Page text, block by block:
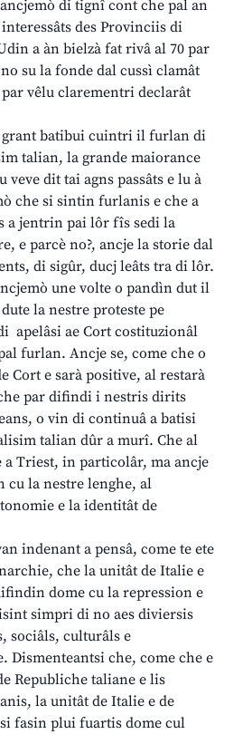
di tignî cont che pal an
des Provinciis di
a àn bielzà fat rivâ al 70 par
su la fonde dal cussì clamât
par vêlu clarementri declarât
grant batibui cuintri il furlan di
talian, la grande maiorance
dit tai agns passâts e lu à
che si sintin furlanis e che a
a jentrin pai lôr fîs sedi la
e parcè no?, ancje la storie dal
di sigûr, ducj leâts tra di lôr.
une volte o pandìn dut il
la nestre proteste pe
apelâsi ae Cort costituzionâl
furlan. Ancje se, come che o
Cort e sarà positive, al restarà
par difindi i nestris dirits
o vin di continuâ a batisi
talian dûr a murî. Che al
Triest, in particolâr, ma ancje
cu la nestre lenghe, al
e la identitât de
indenant a pensâ, come te ete
che la unitât de Italie e
dome cu la repression e
simpri di no aes diviersis
sociâls, culturâls e
Dismenteantsi che, come che e
Republiche taliane e lis
la unitât de Italie e de
fasin plui fuartis dome cul